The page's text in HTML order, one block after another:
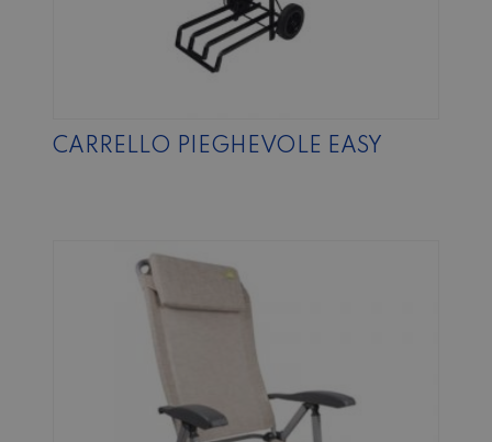
CARRELLO PIEGHEVOLE EASY